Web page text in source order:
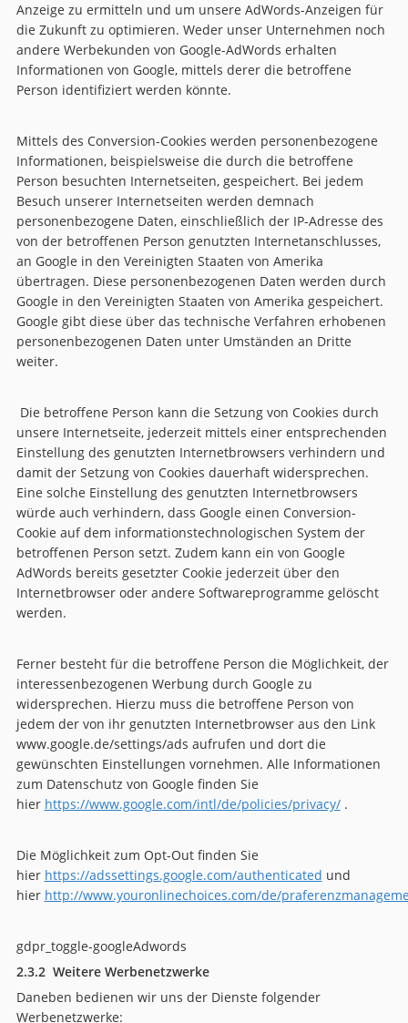
Anzeige zu ermitteln und um unsere AdWords-Anzeigen für
die Zukunft zu optimieren. Weder unser Unternehmen noch
andere Werbekunden von Google-AdWords erhalten
Informationen von Google, mittels derer die betroffene
Person identifiziert werden könnte.
Mittels des Conversion-Cookies werden personenbezogene
Informationen, beispielsweise die durch die betroffene
Person besuchten Internetseiten, gespeichert. Bei jedem
Besuch unserer Internetseiten werden demnach
personenbezogene Daten, einschließlich der IP-Adresse des
von der betroffenen Person genutzten Internetanschlusses,
an Google in den Vereinigten Staaten von Amerika
übertragen. Diese personenbezogenen Daten werden durch
Google in den Vereinigten Staaten von Amerika gespeichert.
Google gibt diese über das technische Verfahren erhobenen
personenbezogenen Daten unter Umständen an Dritte
weiter.
Die betroffene Person kann die Setzung von Cookies durch
unsere Internetseite, jederzeit mittels einer entsprechenden
Einstellung des genutzten Internetbrowsers verhindern und
damit der Setzung von Cookies dauerhaft widersprechen.
Eine solche Einstellung des genutzten Internetbrowsers
würde auch verhindern, dass Google einen Conversion-
Cookie auf dem informationstechnologischen System der
betroffenen Person setzt. Zudem kann ein von Google
AdWords bereits gesetzter Cookie jederzeit über den
Internetbrowser oder andere Softwareprogramme gelöscht
werden.
Ferner besteht für die betroffene Person die Möglichkeit, der
interessenbezogenen Werbung durch Google zu
widersprechen. Hierzu muss die betroffene Person von
jedem der von ihr genutzten Internetbrowser aus den Link
www.google.de/settings/ads aufrufen und dort die
gewünschten Einstellungen vornehmen. Alle Informationen
zum Datenschutz von Google finden Sie
hier https://www.google.com/intl/de/policies/privacy/.
Die Möglichkeit zum Opt-Out finden Sie
hier https://adssettings.google.com/authenticated und
hier http://www.youronlinechoices.com/de/
gdpr_toggle-googleAdwords
2.3.2 Weitere Werbenetzwerke
Daneben bedienen wir uns der Dienste folgender
Werbenetzwerke: